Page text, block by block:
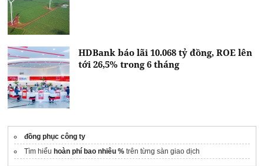
HDBank báo lãi 10.068 tỷ đồng, ROE lên
tới 26,5% trong 6 tháng
đồng phục công ty
Tìm hiểuhoàn phí bao nhiêu % trên từng sàn giao dịch